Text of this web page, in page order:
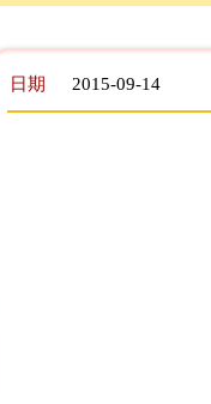
日期 2015-09-14